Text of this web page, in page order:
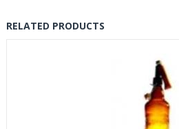
RELATED PRODUCTS